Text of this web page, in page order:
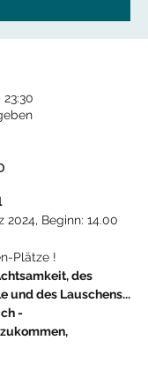
2024, Beginn: 14.00
Plätze !
des
und des Lauschens...
-